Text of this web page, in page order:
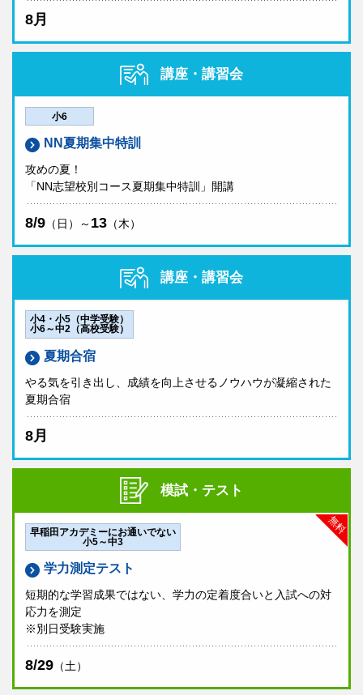
8月
講座・講習会
小6
NN夏期集中特訓
攻めの夏！
「NN志望校別コース夏期集中特訓」開講
8/9 （日）～ 13 （木）
講座・講習会
小4・小5（中学受験）
小6～中2（高校受験）
夏期合宿
やる気を引き出し、成績を向上させるノウハウが凝縮された
夏期合宿
8月
模試・テスト
無料
早稲田アカデミーにお通いでない
小5～中3
学力測定テスト
短期的な学習成果ではない、学力の定着度合いと入試への対
応力を測定
※別日受験実施
8/29 （土）